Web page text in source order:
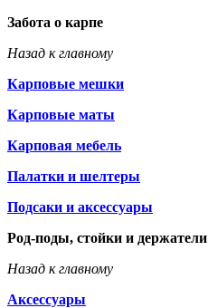
Забота о карпе
Назад к главному
Карповые мешки
Карповые маты
Карповая мебель
Палатки и шелтеры
Подсаки и аксессуары
Род-поды, стойки и держатели
Назад к главному
Аксессуары